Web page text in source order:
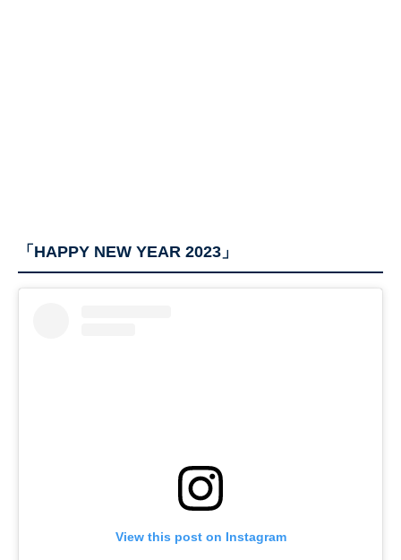
「HAPPY NEW YEAR 2023」
View this post on Instagram